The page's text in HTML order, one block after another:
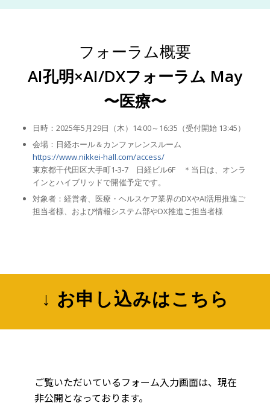
フォーラム概要
AI孔明×AI/DXフォーラム May
〜医療〜
日時：2025年5月29日（木）14:00～16:35（受付開始 13:45）
会場：日経ホール＆カンファレンスルーム
https://www.nikkei-hall.com/access/
東京都千代田区大手町1-3-7 日経ビル6F ＊当日は、オンラ
インとハイブリッドで開催予定です。
対象者：経営者、医療・ヘルスケア業界のDXやAI活用推進ご
担当者様、および情報システム部やDX推進ご担当者様
↓ お申し込みはこちら